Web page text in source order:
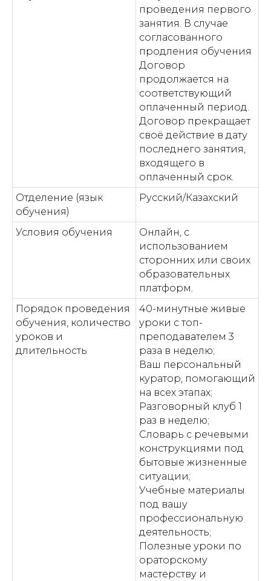
проведения первого
занятия. В случае
согласованного
продления обучения
Договор
продолжается на
соответствующий
оплаченный период.
Договор прекращает
своё действие в дату
последнего занятия,
входящего в
оплаченный срок.
Отделение (язык
обучения)
Русский/Казахский
Условия обучения
Онлайн, с
использованием
сторонних или своих
образовательных
платформ.
Порядок проведения
обучения, количество
уроков и
длительность
40-минутные живые
уроки с топ-
преподавателем 3
раза в неделю;
Ваш персональный
куратор, помогающий
на всех этапах;
Разговорный клуб 1
раз в неделю;
Словарь с речевыми
конструкциями под
бытовые жизненные
ситуации;
Учебные материалы
под вашу
профессиональную
деятельность;
Полезные уроки по
ораторскому
мастерству и